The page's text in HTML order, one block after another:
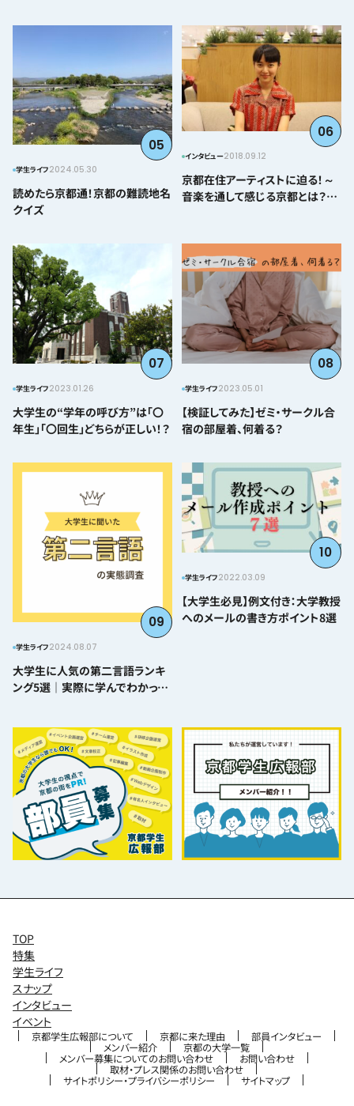
05
学生ライフ2024.05.30
読めたら京都通！京都の難読地名
クイズ
06
インタビュー2018.09.12
京都在住アーティストに迫る！～
音楽を通して感じる京都とは？＠
07
学生ライフ2023.01.26
大学生の“学年の呼び方”は「〇
年生」「〇回生」どちらが正しい！？
08
学生ライフ2023.05.01
【検証してみた】ゼミ・サークル合
宿の部屋着、何着る？
09
学生ライフ2024.08.07
大学生に人気の第二言語ランキ
ング5選｜実際に学んでわかった
10
学生ライフ2022.03.09
【大学生必見】例文付き：大学教授
へのメールの書き方ポイント8選
TOP
特集
学生ライフ
スナップ
インタビュー
イベント
京都学生広報部について 京都に来た理由 部員インタビュー
メンバー紹介 京都の大学一覧
メンバー募集についてのお問い合わせ お問い合わせ
取材・プレス関係のお問い合わせ
サイトポリシー・プライバシーポリシー サイトマップ